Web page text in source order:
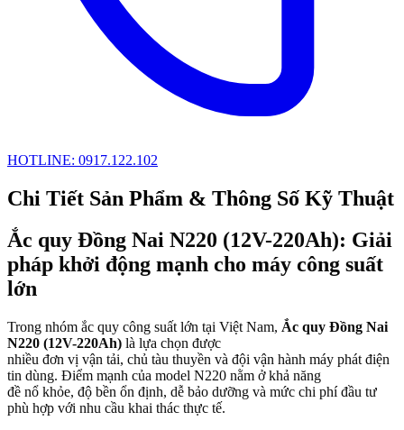
HOTLINE: 0917.122.102
Chi Tiết Sản Phẩm & Thông Số Kỹ Thuật
Ắc quy Đồng Nai N220 (12V-220Ah): Giải
pháp khởi động mạnh cho máy công suất
lớn
Trong nhóm ắc quy công suất lớn tại Việt Nam, Ắc quy Đồng Nai
N220 (12V-220Ah) là lựa chọn được
nhiều đơn vị vận tải, chủ tàu thuyền và đội vận hành máy phát điện
tin dùng. Điểm mạnh của model N220 nằm ở khả năng
đề nổ khỏe, độ bền ổn định, dễ bảo dưỡng và mức chi phí đầu tư
phù hợp với nhu cầu khai thác thực tế.